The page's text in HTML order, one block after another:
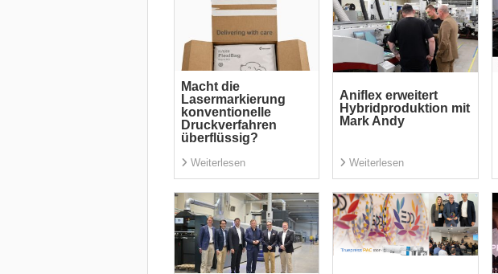
Macht die
Lasermarkierung
konventionelle
Druckverfahren
überflüssig?
Weiterlesen
Aniflex erweitert
Hybridproduktion mit
Mark Andy
Weiterlesen